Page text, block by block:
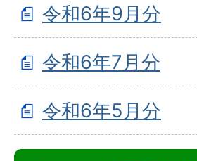
令和6年9月分
令和6年7月分
令和6年5月分